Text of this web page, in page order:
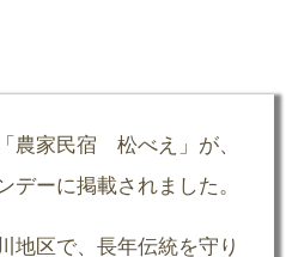
農家民宿 松べえ」が、
デーに掲載されました。
地区で、長年伝統を守り